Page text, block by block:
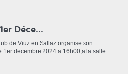
Déce...
de Viuz en Sallaz organise son
1er décembre 2024 à 16h00,à la salle